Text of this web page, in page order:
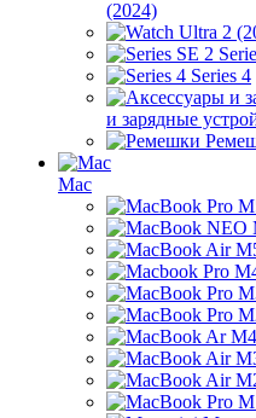
(2024)
Series 4
и зарядные
Mac